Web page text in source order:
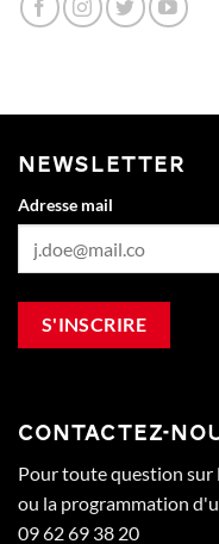
NEWSLETTER
Adresse mail
CONTACTEZ-
Pour toute question sur
ou la programmation
09 62 69 38 20